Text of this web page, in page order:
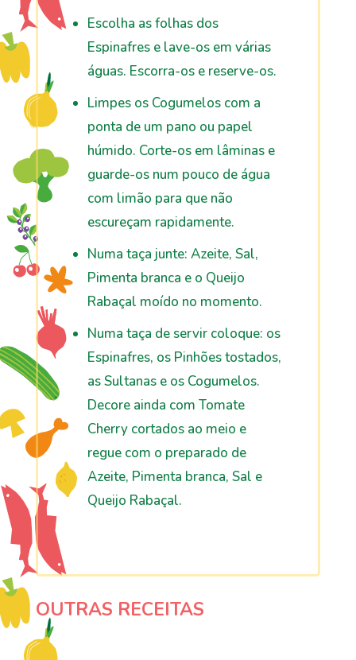
Escolha as folhas dos
Espinafres e lave-os em várias
águas. Escorra-os e reserve-os.
Limpes os Cogumelos com a
ponta de um pano ou papel
húmido. Corte-os em lâminas e
guarde-os num pouco de água
com limão para que não
escureçam rapidamente.
Numa taça junte: Azeite, Sal,
Pimenta branca e o Queijo
Rabaçal moído no momento.
Numa taça de servir coloque: os
Espinafres, os Pinhões tostados,
as Sultanas e os Cogumelos.
Decore ainda com Tomate
Cherry cortados ao meio e
regue com o preparado de
Azeite, Pimenta branca, Sal e
Queijo Rabaçal.
OUTRAS RECEITAS